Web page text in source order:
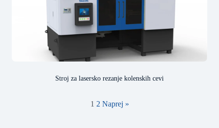
Stroj za lasersko rezanje kolenskih cevi
1 2 Naprej »